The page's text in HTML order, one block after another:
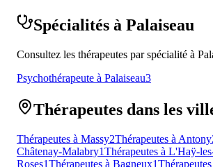
Spécialités à Palaiseau
Consultez les thérapeutes par spécialité à
Psychothérapeute à Palaiseau3
Thérapeutes dans les
Thérapeutes à Massy2Thérapeutes à Antony
Châtenay-Malabry1Thérapeutes à L'Haÿ-
Roses1Thérapeutes à Bagneux1